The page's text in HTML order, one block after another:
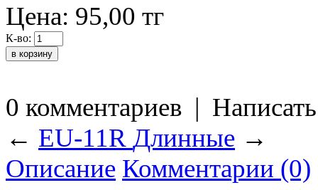
Цена: 95,00 тг
К-во:
0 комментариев |
← EU-11R Длинные →
Описание Комментарии (0)